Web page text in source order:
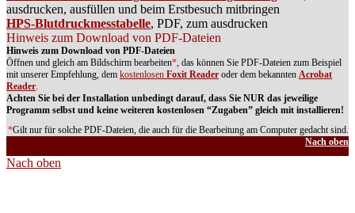
ausdrucken, ausfüllen und beim Erstbesuch mitbringen
HPS-Blutdruckmesstabelle, PDF, zum ausdrucken
Hinweis zum Download von PDF-Dateien
Hinweis zum Download von PDF-Dateien
Öffnen und gleich am Bildschirm bearbeiten*, das können Sie PDF-Dateien zum Beispiel
mit unserer Empfehlung, dem kostenlosen Foxit Reader oder dem bekannten Acrobat
Reader.
Achten Sie bei der Installation unbedingt darauf, dass Sie NUR das jeweilige
Programm selbst und keine weiteren kostenlosen “Zugaben” gleich mit installieren!
*Gilt nur für solche PDF-Dateien, die auch für die Bearbeitung am Computer gedacht sind.
Nach oben
Nach oben